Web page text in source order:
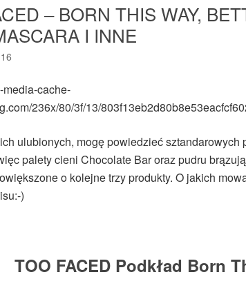
– BORN THIS WAY,
I INNE
ulubionych, mogę powiedzieć sztandarowych
palety cieni Chocolate Bar oraz pudru
o kolejne trzy produkty. O jakich
)
TOO FACED Podkład Born